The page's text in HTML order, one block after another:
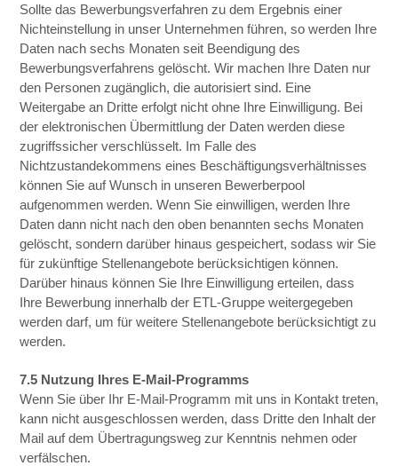
Sollte das Bewerbungsverfahren zu dem Ergebnis einer
Nichteinstellung in unser Unternehmen führen, so werden Ihre
Daten nach sechs Monaten seit Beendigung des
Bewerbungsverfahrens gelöscht. Wir machen Ihre Daten nur
den Personen zugänglich, die autorisiert sind. Eine
Weitergabe an Dritte erfolgt nicht ohne Ihre Einwilligung. Bei
der elektronischen Übermittlung der Daten werden diese
zugriffssicher verschlüsselt. Im Falle des
Nichtzustandekommens eines Beschäftigungsverhältnisses
können Sie auf Wunsch in unseren Bewerberpool
aufgenommen werden. Wenn Sie einwilligen, werden Ihre
Daten dann nicht nach den oben benannten sechs Monaten
gelöscht, sondern darüber hinaus gespeichert, sodass wir Sie
für zukünftige Stellenangebote berücksichtigen können.
Darüber hinaus können Sie Ihre Einwilligung erteilen, dass
Ihre Bewerbung innerhalb der ETL-Gruppe weitergegeben
werden darf, um für weitere Stellenangebote berücksichtigt zu
werden.
7.5 Nutzung Ihres E-Mail-Programms
Wenn Sie über Ihr E-Mail-Programm mit uns in Kontakt treten,
kann nicht ausgeschlossen werden, dass Dritte den Inhalt der
Mail auf dem Übertragungsweg zur Kenntnis nehmen oder
verfälschen.